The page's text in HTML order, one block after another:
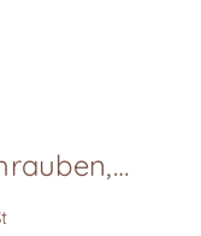
Lehmbauplatten-Schrauben, Karton 100 Stk